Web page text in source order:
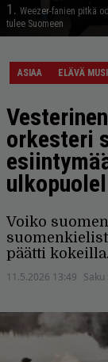
1. Weezer-fanien pitkä
tulee Suomeen
ASIAA ELÄVÄ
orkesteri
Voiko
päätti kokeilla.
11.5.2026 13:49